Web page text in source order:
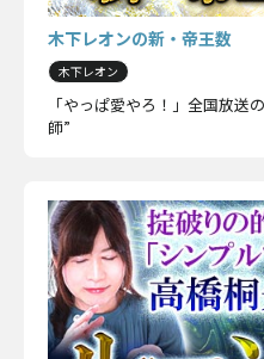
木下レオンの新・帝王数
木下レオン
「やっぱ愛やろ！」全国放送
師”